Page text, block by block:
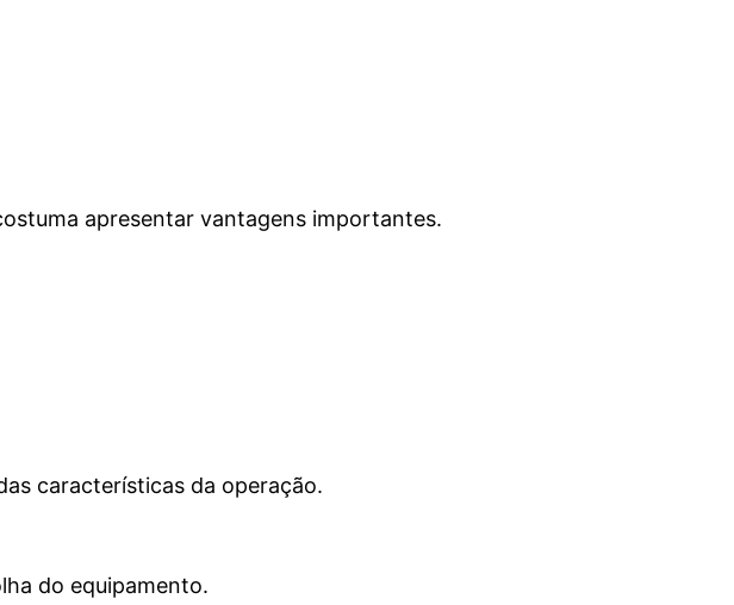
apresentar vantagens importantes.
características da operação.
do equipamento.